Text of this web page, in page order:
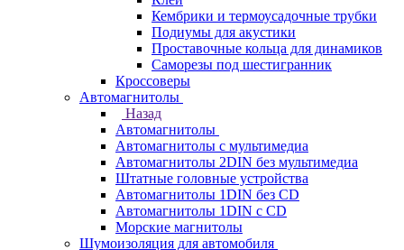
Кембрики и термоусадочные трубки
Подиумы для акустики
Проставочные кольца для динамиков
Саморезы под шестигранник
Кроссоверы
Автомагнитолы
Назад
Автомагнитолы
Автомагнитолы с мультимедиа
Автомагнитолы 2DIN без мультимедиа
Штатные головные устройства
Автомагнитолы 1DIN без CD
Автомагнитолы 1DIN с CD
Морские магнитолы
Шумоизоляция для автомобиля